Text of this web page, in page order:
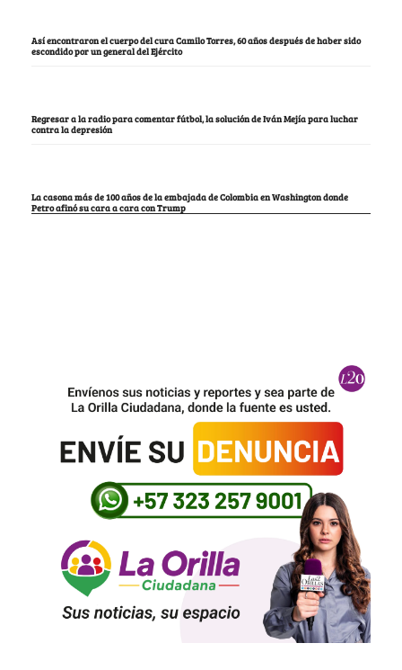
Así encontraron el cuerpo del cura Camilo Torres, 60 años después de haber sido
escondido por un general del Ejército
Regresar a la radio para comentar fútbol, la solución de Iván Mejía para luchar
contra la depresión
La casona más de 100 años de la embajada de Colombia en Washington donde
Petro afinó su cara a cara con Trump